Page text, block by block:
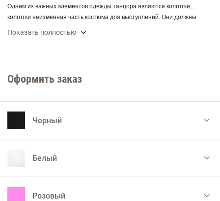
Одним из важных элементов одежды танцора являются колготки,
колготки неизменная часть костюма для выступлений. Они должны
будет отвлекать от самого исполнения танца.
Показать полностью
Оформить заказ
Черный
Белый
Розовый